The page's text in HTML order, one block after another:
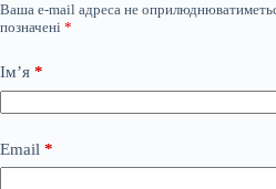
Ваша e-mail адреса не
позначені *
Ім’я *
Email *